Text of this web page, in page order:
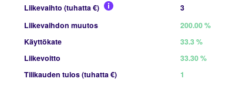
Liikevaihto (tuhatta €)
3
Liikevaihdon muutos
200.00 %
Käyttökate
33.3 %
Liikevoitto
33.30 %
Tilikauden tulos (tuhatta €)
1